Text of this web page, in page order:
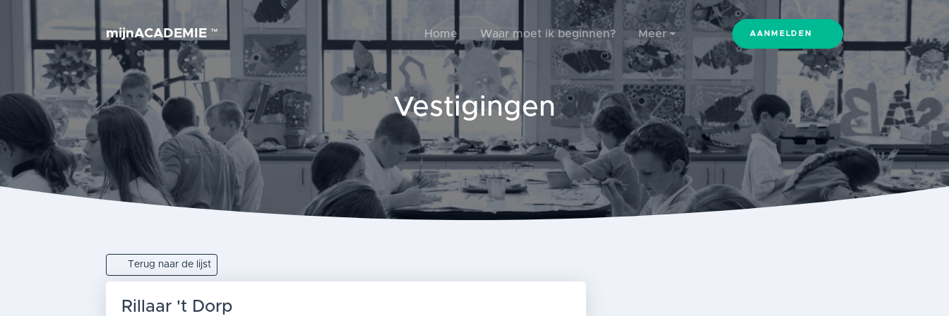
mijnACADEMIE ™ Home Waar moet ik beginnen? Meer AANMELDEN
Vestigingen
Terug naar de lijst
Rillaar 't Dorp